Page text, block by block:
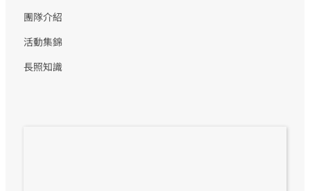
團隊介紹
活動集錦
長照知識